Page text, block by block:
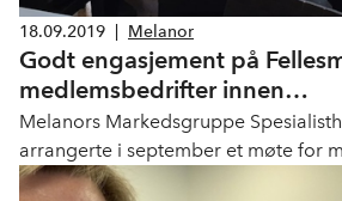
18.09.2019 Melanor
Godt engasjement på
medlemsbedrifter innen
Spesialisthelsetjenesten
Melanors Markedsgruppe
arrangerte i september et møte for
interesse innen markedssegmentet.